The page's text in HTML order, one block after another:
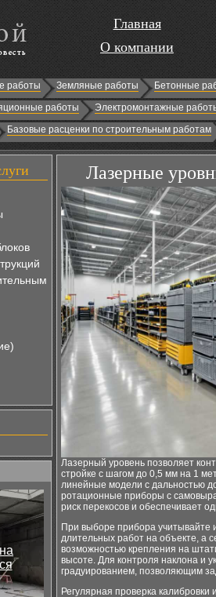
Главная
О компании
работы Земляные работы Бетонные
работы Электромонтажные
Базовые расценки по строительным работам
Лазерные
Лазерный уровень позволяет
стройке с шагом до 0,5 мм на 1
линейные модели с дальностью
ротационные приборы с
риск перекосов и обеспечивает
При выборе прибора учитывайте
длительных работ на объекте, а
возможностью крепления на
высоте. Для контроля наклона и
градуированием, позволяющим
Регулярная проверка